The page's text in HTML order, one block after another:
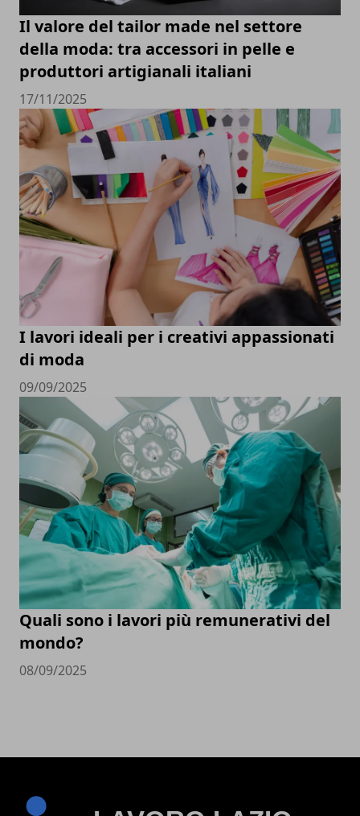
Il valore del tailor made nel settore
della moda: tra accessori in pelle e
produttori artigianali italiani
17/11/2025
I lavori ideali per i creativi appassionati
di moda
09/09/2025
Quali sono i lavori più remunerativi del
mondo?
08/09/2025